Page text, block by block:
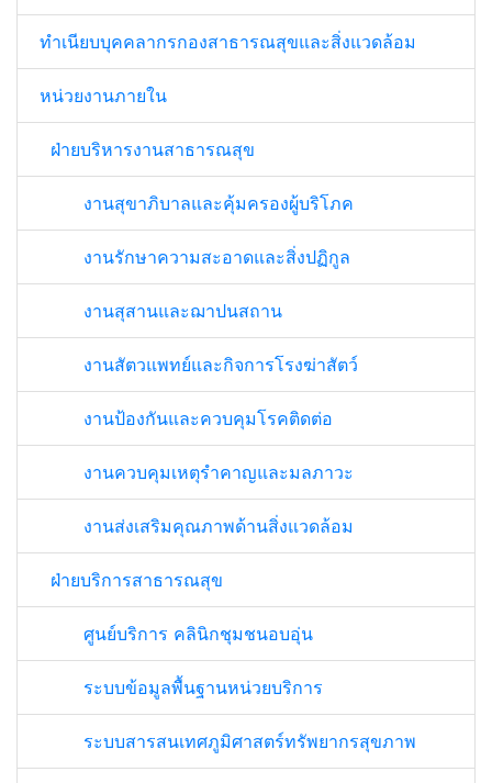
ทำเนียบบุคคลากรกองสาธารณสุขและสิ่งแวดล้อม
หน่วยงานภายใน
ฝ่ายบริหารงานสาธารณสุข
งานสุขาภิบาลและคุ้มครองผู้บริโภค
งานรักษาความสะอาดและสิ่งปฏิกูล
งานสุสานและฌาปนสถาน
งานสัตวแพทย์และกิจการโรงฆ่าสัตว์
งานป้องกันและควบคุมโรคติดต่อ
งานควบคุมเหตุรำคาญและมลภาวะ
งานส่งเสริมคุณภาพด้านสิ่งแวดล้อม
ฝ่ายบริการสาธารณสุข
ศูนย์บริการ คลินิกชุมชนอบอุ่น
ระบบข้อมูลพื้นฐานหน่วยบริการ
ระบบสารสนเทศภูมิศาสตร์ทรัพยากรสุขภาพ